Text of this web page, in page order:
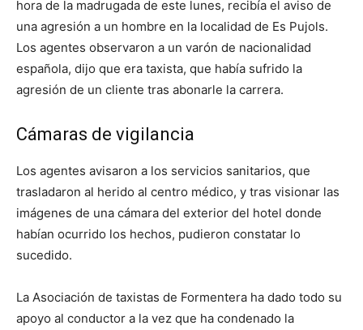
hora de la madrugada de este lunes, recibía el aviso de
una agresión a un hombre en la localidad de Es Pujols.
Los agentes observaron a un varón de nacionalidad
española, dijo que era taxista, que había sufrido la
agresión de un cliente tras abonarle la carrera.
Cámaras de vigilancia
Los agentes avisaron a los servicios sanitarios, que
trasladaron al herido al centro médico, y tras visionar las
imágenes de una cámara del exterior del hotel donde
habían ocurrido los hechos, pudieron constatar lo
sucedido.
La Asociación de taxistas de Formentera ha dado todo su
apoyo al conductor a la vez que ha condenado la